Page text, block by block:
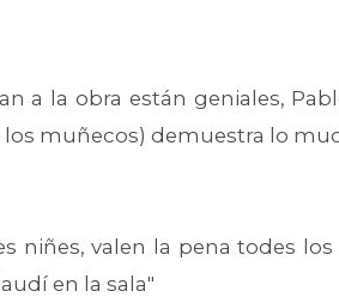
a la obra están geniales,
muñecos) demuestra lo
niñes, valen la pena todes
en la sala"